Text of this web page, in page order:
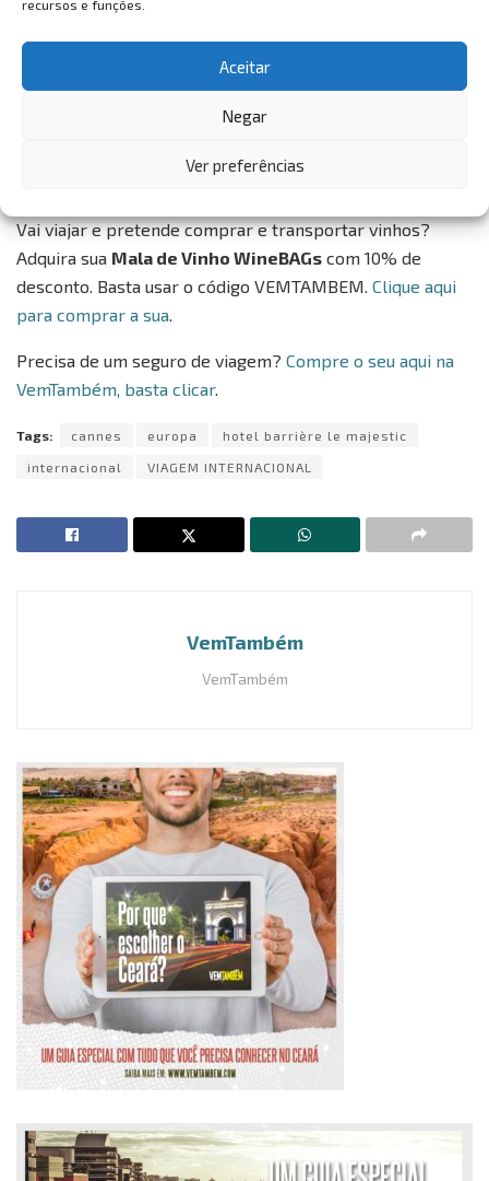
recursos e funções.
Aceitar
Negar
Ver preferências
levemente perturbada pelo mordomo, que fornece o
serviço com a maior discrição.
Para fazer sua reserva e/ou conhecer mais sobre o
Vai viajar e pretende comprar e transportar vinhos?
Adquira sua Mala de Vinho WineBAGs com 10% de
desconto. Basta usar o código VEMTAMBEM. Clique aqui
para comprar a sua
Precisa de um seguro de viagem? Compre o seu aqui na
VemTambém, basta clicar.
Tags: cannes europa hotel barrière le majestic
internacional VIAGEM INTERNACIONAL
VemTambém
VemTambém